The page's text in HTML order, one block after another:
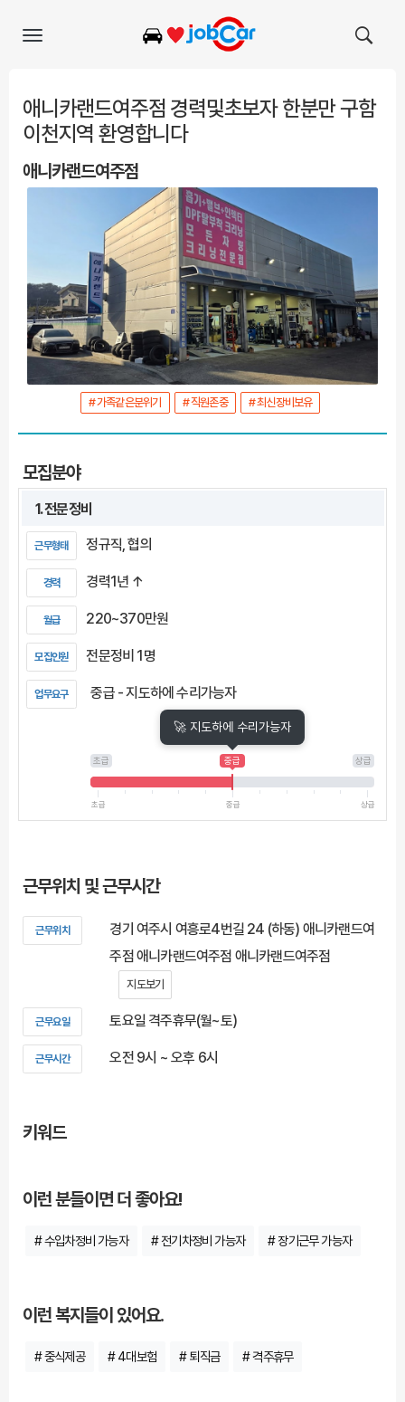
Toggle
navigation
애니카랜드여주점 경력및초보자 한분만 구함
이천지역 환영합니다
애니카랜드여주점
# 가족같은분위기 # 직원존중 # 최신장비보유
모집분야
1. 전문정비
근무형태 정규직, 협의
경력 경력1년 ↑
월급 220~370만원
모집인원 전문정비 1명
업무요구 중급 - 지도하에 수리가능자
🚀 지도하에 수리가능자
초급 상급
중급
초급 중급 상급
근무위치 및 근무시간
근무위치
경기 여주시 여흥로4번길 24 (하동) 애니카랜드여
주점 애니카랜드여주점 애니카랜드여주점
지도보기
근무요일 토요일 격주휴무(월~토)
근무시간 오전 9시 ~ 오후 6시
키워드
이런 분들이면 더 좋아요!
# 수입차정비 가능자 # 전기차정비 가능자 # 장기근무 가능자
이런 복지들이 있어요.
# 중식제공 # 4대보험 # 퇴직금 # 격주휴무